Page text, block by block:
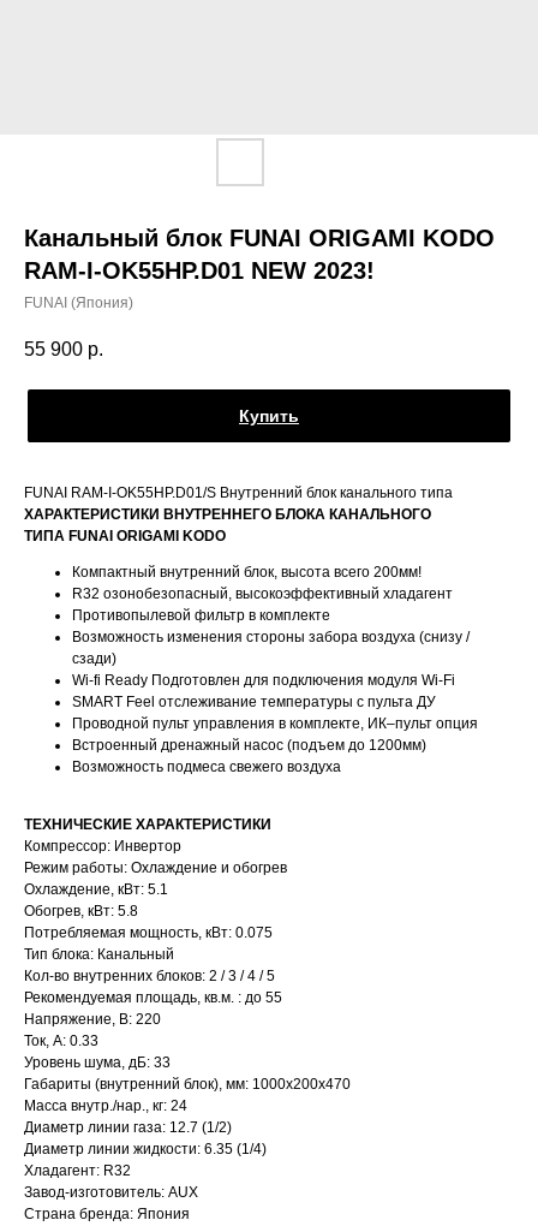
Канальный блок FUNAI ORIGAMI KODO
RAM-I-OK55HP.D01 NEW 2023!
FUNAI (Япония)
55 900 р.
Купить
FUNAI RAM-I-OK55HP.D01/S Внутренний блок канального типа
ХАРАКТЕРИСТИКИ ВНУТРЕННЕГО БЛОКА КАНАЛЬНОГО
ТИПА FUNAI ORIGAMI KODO
Компактный внутренний блок, высота всего 200мм!
R32 озонобезопасный, высокоэффективный хладагент
Противопылевой фильтр в комплекте
Возможность изменения стороны забора воздуха (снизу /
сзади)
Wi-fi Ready Подготовлен для подключения модуля Wi-Fi
SMART Feel отслеживание температуры с пульта ДУ
Проводной пульт управления в комплекте, ИК–пульт опция
Встроенный дренажный насос (подъем до 1200мм)
Возможность подмеса свежего воздуха
ТЕХНИЧЕСКИЕ ХАРАКТЕРИСТИКИ
Компрессор: Инвертор
Режим работы: Охлаждение и обогрев
Охлаждение, кВт: 5.1
Обогрев, кВт: 5.8
Потребляемая мощность, кВт: 0.075
Тип блока: Канальный
Кол-во внутренних блоков: 2 / 3 / 4 / 5
Рекомендуемая площадь, кв.м. : до 55
Напряжение, В: 220
Ток, А: 0.33
Уровень шума, дБ: 33
Габариты (внутренний блок), мм: 1000x200x470
Масса внутр./нар., кг: 24
Диаметр линии газа: 12.7 (1/2)
Диаметр линии жидкости: 6.35 (1/4)
Хладагент: R32
Завод-изготовитель: AUX
Страна бренда: Япония